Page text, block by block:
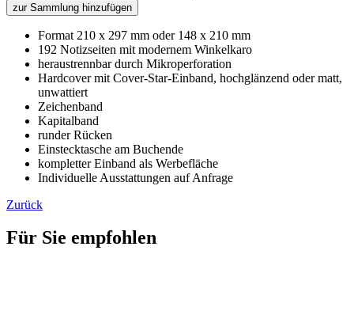
zur Sammlung hinzufügen
Format 210 x 297 mm oder 148 x 210 mm
192 Notizseiten mit modernem Winkelkaro
heraustrennbar durch Mikroperforation
Hardcover mit Cover-Star-Einband, hochglänzend oder matt,
unwattiert
Zeichenband
Kapitalband
runder Rücken
Einstecktasche am Buchende
kompletter Einband als Werbefläche
Individuelle Ausstattungen auf Anfrage
Zurück
Für Sie empfohlen